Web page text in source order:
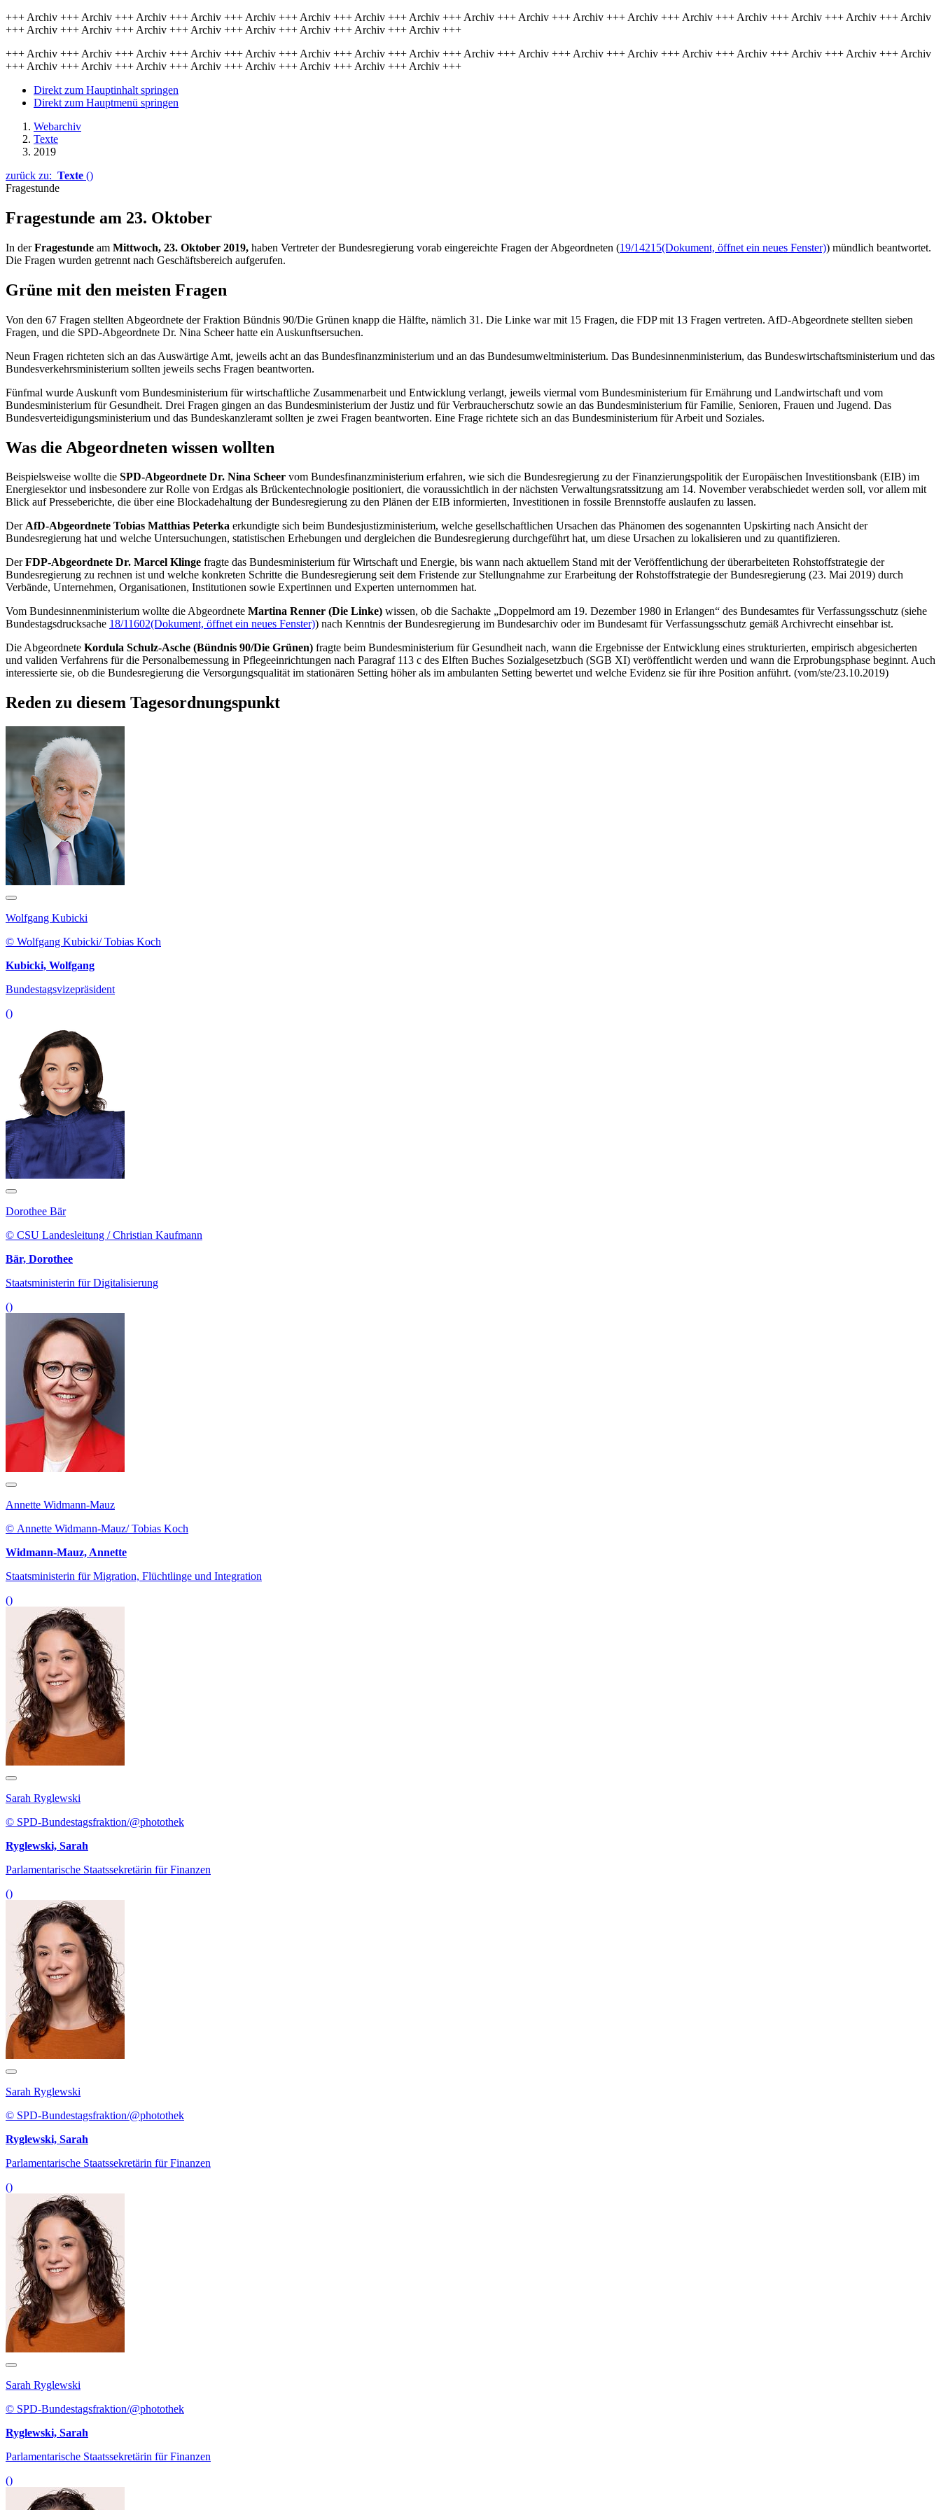
+++ Archiv +++ Archiv +++ Archiv +++ Archiv +++ Archiv +++ Archiv +++ Archiv +++ Archiv +++ Archiv +++ Archiv +++ Archiv +++ Archiv +++ Archiv +++ Archiv +++ Archiv +++ Archiv +++ Archiv
+++ Archiv +++ Archiv +++ Archiv +++ Archiv +++ Archiv +++ Archiv +++ Archiv +++ Archiv +++
+++ Archiv +++ Archiv +++ Archiv +++ Archiv +++ Archiv +++ Archiv +++ Archiv +++ Archiv +++ Archiv +++ Archiv +++ Archiv +++ Archiv +++ Archiv +++ Archiv +++ Archiv +++ Archiv +++ Archiv
+++ Archiv +++ Archiv +++ Archiv +++ Archiv +++ Archiv +++ Archiv +++ Archiv +++ Archiv +++
Direkt zum Hauptinhalt springen
Direkt zum Hauptmenü springen
Webarchiv
Texte
2019
zurück zu: Texte ()
Fragestunde
Fragestunde am 23. Oktober
In derFragestunde am Mittwoch, 23. Oktober 2019, haben Vertreter der Bundesregierung vorab eingereichte Fragen der Abgeordneten (19/14215(Dokument, öffnet ein neues Fenster)) mündlich beantwortet.
Die Fragen wurden getrennt nach Geschäftsbereich aufgerufen.
Grüne mit den meisten Fragen
Von den 67 Fragen stellten Abgeordnete der Fraktion Bündnis 90/Die Grünen knapp die Hälfte, nämlich 31. Die Linke war mit 15 Fragen, die FDP mit 13 Fragen vertreten. AfD-Abgeordnete stellten sieben
Fragen, und die SPD-Abgeordnete Dr. Nina Scheer hatte ein Auskunftsersuchen.
Neun Fragen richteten sich an das Auswärtige Amt, jeweils acht an das Bundesfinanzministerium und an das Bundesumweltministerium. Das Bundesinnenministerium, das Bundeswirtschaftsministerium und das
Bundesverkehrsministerium sollten jeweils sechs Fragen beantworten.
Fünfmal wurde Auskunft vom Bundesministerium für wirtschaftliche Zusammenarbeit und Entwicklung verlangt, jeweils viermal vom Bundesministerium für Ernährung und Landwirtschaft und vom
Bundesministerium für Gesundheit. Drei Fragen gingen an das Bundesministerium der Justiz und für Verbraucherschutz sowie an das Bundesministerium für Familie, Senioren, Frauen und Jugend. Das
Bundesverteidigungsministerium und das Bundeskanzleramt sollten je zwei Fragen beantworten. Eine Frage richtete sich an das Bundesministerium für Arbeit und Soziales.
Was die Abgeordneten wissen wollten
Beispielsweise wollte die SPD-Abgeordnete Dr. Nina Scheer vom Bundesfinanzministerium erfahren, wie sich die Bundesregierung zu der Finanzierungspolitik der Europäischen Investitionsbank (EIB) im
Energiesektor und insbesondere zur Rolle von Erdgas als Brückentechnologie positioniert, die voraussichtlich in der nächsten Verwaltungsratssitzung am 14. November verabschiedet werden soll, vor allem mit
Blick auf Presseberichte, die über eine Blockadehaltung der Bundesregierung zu den Plänen der EIB informierten, Investitionen in fossile Brennstoffe auslaufen zu lassen.
DerAfD-Abgeordnete Tobias Matthias Peterka erkundigte sich beim Bundesjustizministerium, welche gesellschaftlichen Ursachen das Phänomen des sogenannten Upskirting nach Ansicht der
Bundesregierung hat und welche Untersuchungen, statistischen Erhebungen und dergleichen die Bundesregierung durchgeführt hat, um diese Ursachen zu lokalisieren und zu quantifizieren.
DerFDP-Abgeordnete Dr. Marcel Klinge fragte das Bundesministerium für Wirtschaft und Energie, bis wann nach aktuellem Stand mit der Veröffentlichung der überarbeiteten Rohstoffstrategie der
Bundesregierung zu rechnen ist und welche konkreten Schritte die Bundesregierung seit dem Fristende zur Stellungnahme zur Erarbeitung der Rohstoffstrategie der Bundesregierung (23. Mai 2019) durch
Verbände, Unternehmen, Organisationen, Institutionen sowie Expertinnen und Experten unternommen hat.
Vom Bundesinnenministerium wollte die Abgeordnete Martina Renner (Die Linke) wissen, ob die Sachakte „Doppelmord am 19. Dezember 1980 in Erlangen“ des Bundesamtes für Verfassungsschutz (siehe
Bundestagsdrucksache 18/11602(Dokument, öffnet ein neues Fenster)) nach Kenntnis der Bundesregierung im Bundesarchiv oder im Bundesamt für Verfassungsschutz gemäß Archivrecht einsehbar ist.
Die Abgeordnete Kordula Schulz-Asche (Bündnis 90/Die Grünen) fragte beim Bundesministerium für Gesundheit nach, wann die Ergebnisse der Entwicklung eines strukturierten, empirisch abgesicherten
und validen Verfahrens für die Personalbemessung in Pflegeeinrichtungen nach Paragraf 113 c des Elften Buches Sozialgesetzbuch (SGB XI) veröffentlicht werden und wann die Erprobungsphase beginnt. Auch
interessierte sie, ob die Bundesregierung die Versorgungsqualität im stationären Setting höher als im ambulanten Setting bewertet und welche Evidenz sie für ihre Position anführt. (vom/ste/23.10.2019)
Reden zu diesem Tagesordnungspunkt
Wolfgang Kubicki
© Wolfgang Kubicki/ Tobias Koch
Kubicki, Wolfgang
Bundestagsvizepräsident
()
Dorothee Bär
© CSU Landesleitung / Christian Kaufmann
Bär, Dorothee
Staatsministerin für Digitalisierung
()
Annette Widmann-Mauz
© Annette Widmann-Mauz/ Tobias Koch
Widmann-Mauz, Annette
Staatsministerin für Migration, Flüchtlinge und Integration
()
Sarah Ryglewski
© SPD-Bundestagsfraktion/@photothek
Ryglewski, Sarah
Parlamentarische Staatssekretärin für Finanzen
()
Sarah Ryglewski
© SPD-Bundestagsfraktion/@photothek
Ryglewski, Sarah
Parlamentarische Staatssekretärin für Finanzen
()
Sarah Ryglewski
© SPD-Bundestagsfraktion/@photothek
Ryglewski, Sarah
Parlamentarische Staatssekretärin für Finanzen
()